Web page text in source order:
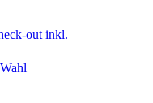
out inkl.